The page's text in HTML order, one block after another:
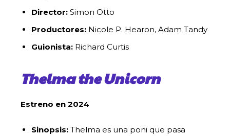
Director: Simon Otto
Productores: Nicole P. Hearon, Adam Tandy
Guionista: Richard Curtis
Thelma the Unicorn
Estreno en 2024
Sinopsis: Thelma es una poni que pasa